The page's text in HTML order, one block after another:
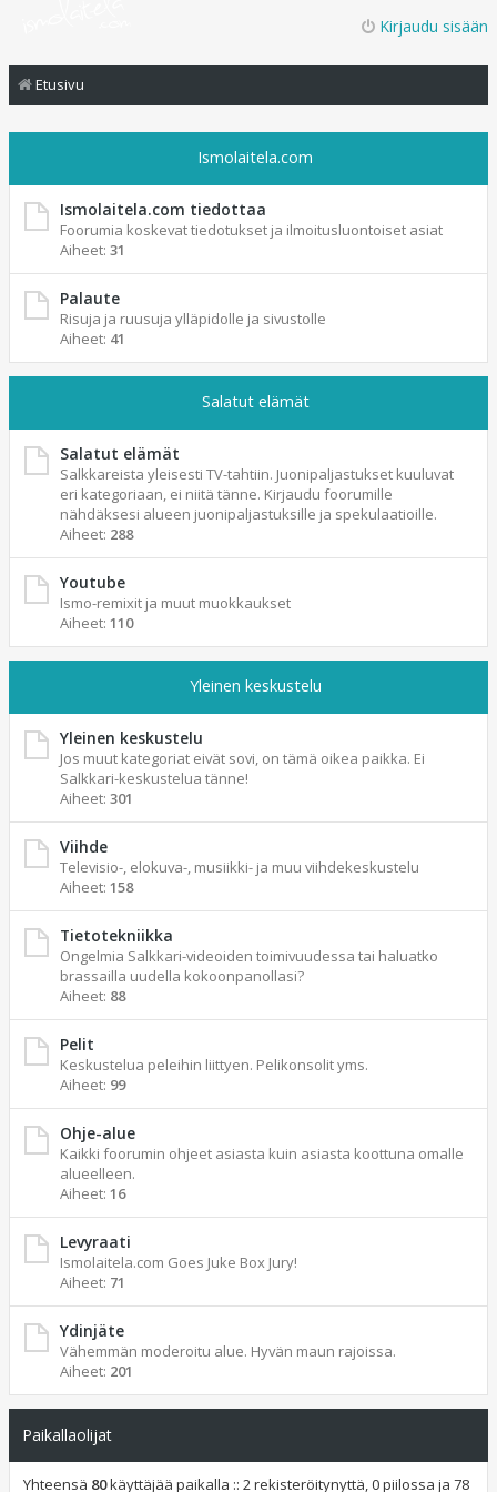
Kirjaudu sisään
Etusivu
Ismolaitela.com
Ismolaitela.com tiedottaa
Foorumia koskevat tiedotukset ja ilmoitusluontoiset asiat
Aiheet: 31
Palaute
Risuja ja ruusuja ylläpidolle ja sivustolle
Aiheet: 41
Salatut elämät
Salatut elämät
Salkkareista yleisesti TV-tahtiin. Juonipaljastukset kuuluvat
eri kategoriaan, ei niitä tänne. Kirjaudu foorumille
nähdäksesi alueen juonipaljastuksille ja spekulaatioille.
Aiheet: 288
Youtube
Ismo-remixit ja muut muokkaukset
Aiheet: 110
Yleinen keskustelu
Yleinen keskustelu
Jos muut kategoriat eivät sovi, on tämä oikea paikka. Ei
Salkkari-keskustelua tänne!
Aiheet: 301
Viihde
Televisio-, elokuva-, musiikki- ja muu viihdekeskustelu
Aiheet: 158
Tietotekniikka
Ongelmia Salkkari-videoiden toimivuudessa tai haluatko
brassailla uudella kokoonpanollasi?
Aiheet: 88
Pelit
Keskustelua peleihin liittyen. Pelikonsolit yms.
Aiheet: 99
Ohje-alue
Kaikki foorumin ohjeet asiasta kuin asiasta koottuna omalle
alueelleen.
Aiheet: 16
Levyraati
Ismolaitela.com Goes Juke Box Jury!
Aiheet: 71
Ydinjäte
Vähemmän moderoitu alue. Hyvän maun rajoissa.
Aiheet: 201
Paikallaolijat
Yhteensä 80käyttäjää paikalla :: 2 rekisteröitynyttä, 0 piilossa ja 78